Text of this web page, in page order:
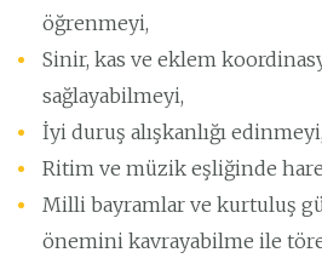
öğrenmeyi,
Sinir, kas ve eklem
sağlayabilmeyi,
İyi duruş alışkanlığı edinmeyi,
Ritim ve müzik eşliğinde
Milli bayramlar ve kurtuluş
önemini kavrayabilme ile